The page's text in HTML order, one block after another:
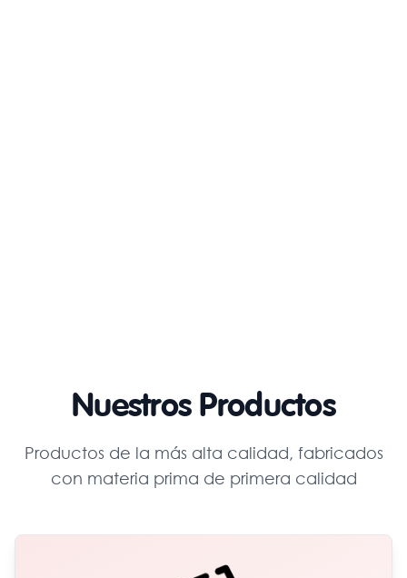
Nuestros Productos
Productos de la más alta calidad, fabricados
con materia prima de primera calidad